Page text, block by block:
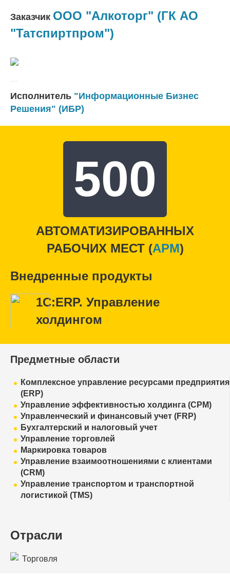
Заказчик ООО "Алкоторг" (ГК АО
"Татспиртпром")
Исполнитель "Информационные Бизнес
Решения" (ИБР)
500
АВТОМАТИЗИРОВАННЫХ
РАБОЧИХ МЕСТ (APM)
Внедренные продукты
1С:ERP. Управление
холдингом
Предметные области
Комплексное управление ресурсами предприятия
(ERP)
Управление эффективностью холдинга (CPM)
Управленческий и финансовый учет (FRP)
Бухгалтерский и налоговый учет
Управление торговлей
Маркировка товаров
Управление взаимоотношениями с клиентами
(CRM)
Управление транспортом и транспортной
логистикой (TMS)
Отрасли
Торговля